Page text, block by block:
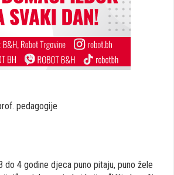
pedagogije
do 4 godine djeca puno pitaju, puno žele